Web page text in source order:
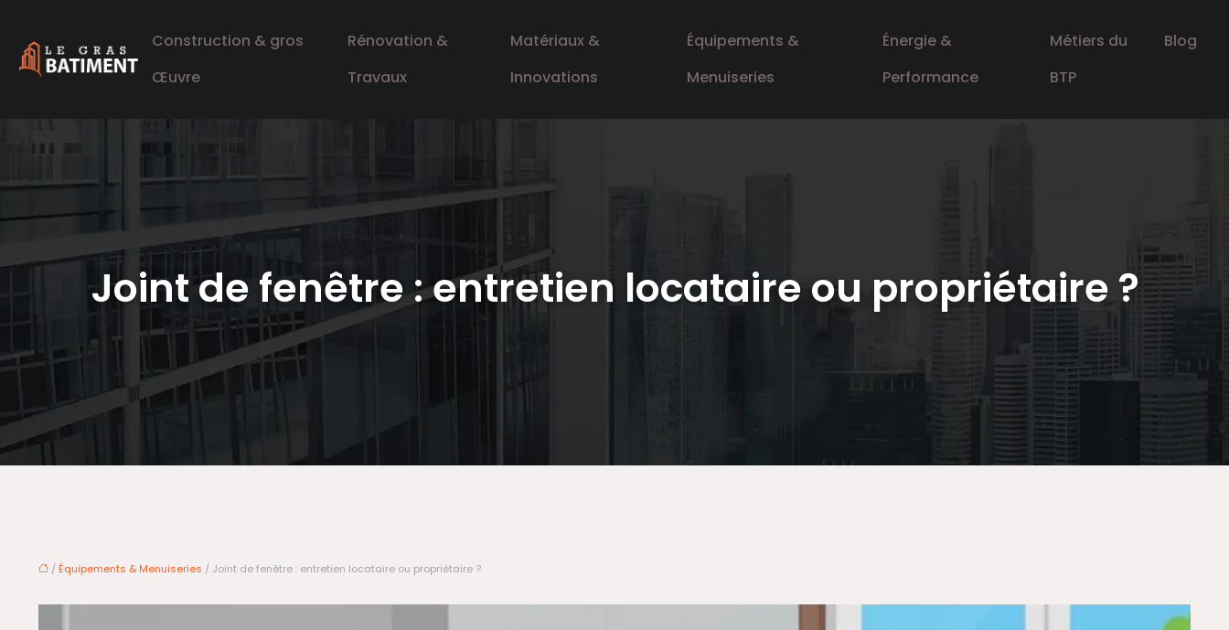
Construction & gros
Œuvre
Rénovation &
Travaux
Matériaux &
Innovations
Équipements &
Menuiseries
Énergie &
Performance
Métiers du
BTP
Blog
Joint de fenêtre : entretien locataire ou propriétaire ?
/ Équipements & Menuiseries / Joint de fenêtre : entretien locataire ou propriétaire ?